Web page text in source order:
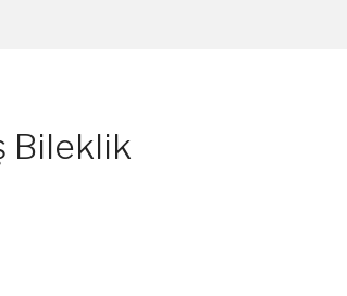
Bileklik